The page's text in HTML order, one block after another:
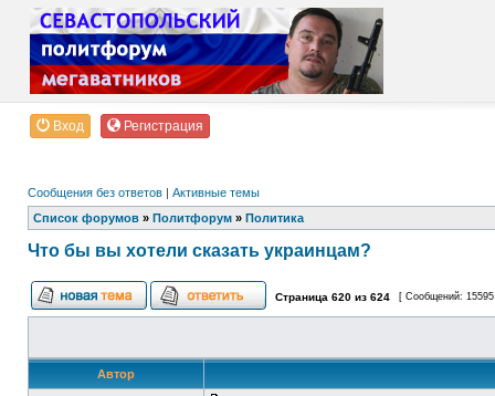
Вход Регистрация
Сообщения без ответов | Активные темы
Список форумов » Политфорум » Политика
Что бы вы хотели сказать украинцам?
Страница 620 из 624 [ Сообщений:
Автор